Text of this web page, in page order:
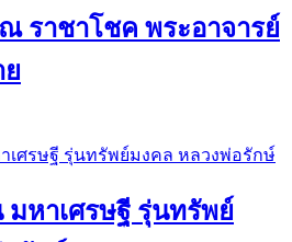
ราชาโชค พระอาจารย์
ย
มหาเศรษฐี รุ่นทรัพย์